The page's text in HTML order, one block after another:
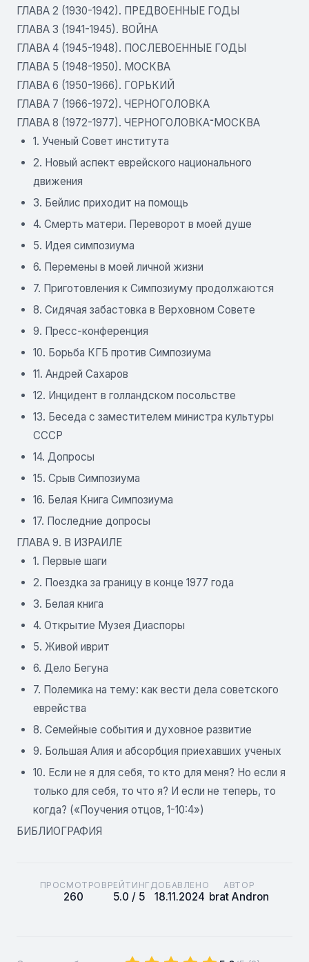
ГЛАВА 2 (1930-1942). ПРЕДВОЕННЫЕ ГОДЫ
ГЛАВА 3 (1941-1945). ВОЙНА
ГЛАВА 4 (1945-1948). ПОСЛЕВОЕННЫЕ ГОДЫ
ГЛАВА 5 (1948-1950). МОСКВА
ГЛАВА 6 (1950-1966). ГОРЬКИЙ
ГЛАВА 7 (1966-1972). ЧЕРНОГОЛОВКА
ГЛАВА 8 (1972-1977). ЧЕРНОГОЛОВКА־МОСКВА
1. Ученый Совет института
2. Новый аспект еврейского национального
движения
3. Бейлис приходит на помощь
4. Смерть матери. Переворот в моей душе
5. Идея симпозиума
6. Перемены в моей личной жизни
7. Приготовления к Симпозиуму продолжаются
8. Сидячая забастовка в Верховном Совете
9. Пресс-конференция
10. Борьба КГБ против Симпозиума
11. Андрей Сахаров
12. Инцидент в голландском посольстве
13. Беседа с заместителем министра культуры
СССР
14. Допросы
15. Срыв Симпозиума
16. Белая Книга Симпозиума
17. Последние допросы
ГЛАВА 9. В ИЗРАИЛЕ
1. Первые шаги
2. Поездка за границу в конце 1977 года
3. Белая книга
4. Открытие Музея Диаспоры
5. Живой иврит
6. Дело Бегуна
7. Полемика на тему: как вести дела советского
еврейства
8. Семейные события и духовное развитие
9. Большая Алия и абсорбция приехавших ученых
10. Если не я для себя, то кто для меня? Но если я
только для себя, то что я? И если не теперь, то
когда? («Поучения отцов, 1-10:4»)
БИБЛИОГРАФИЯ
ПРОСМОТРОВ
260
РЕЙТИНГ
5.0 / 5
ДОБАВЛЕНО
18.11.2024
АВТОР
brat Andron